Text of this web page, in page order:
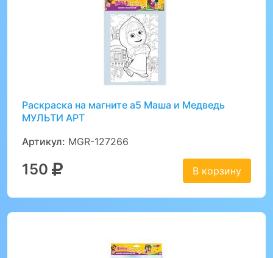
Раскраска на магните а5 Маша и Медведь
МУЛЬТИ АРТ
Артикул: MGR-127266
150 В корзину